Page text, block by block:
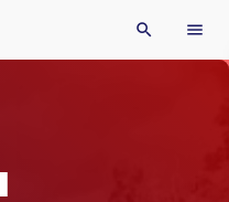
search menu